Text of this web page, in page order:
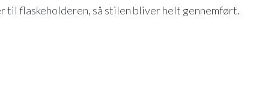
til flaskeholderen, så stilen bliver helt gennemført.